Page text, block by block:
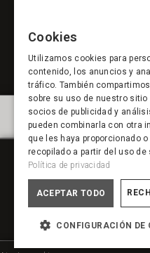
Aviso legal Política de
Aviso legal
Política de
Cookies
Utilizamos cookies para
contenido, los anuncios y
tráfico. También
sobre su uso de nuestro
socios de publicidad y
pueden combinarla con otra
que les haya proporcionado o
recopilado a partir del uso
Política de privacidad
ACEPTAR TODO
CONFIGURACIÓN DE